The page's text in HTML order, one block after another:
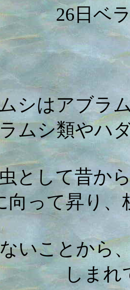
26日ベ
シはアブラ
ムシ類やハ
として昔か
向って昇り、
いことから
しまれ